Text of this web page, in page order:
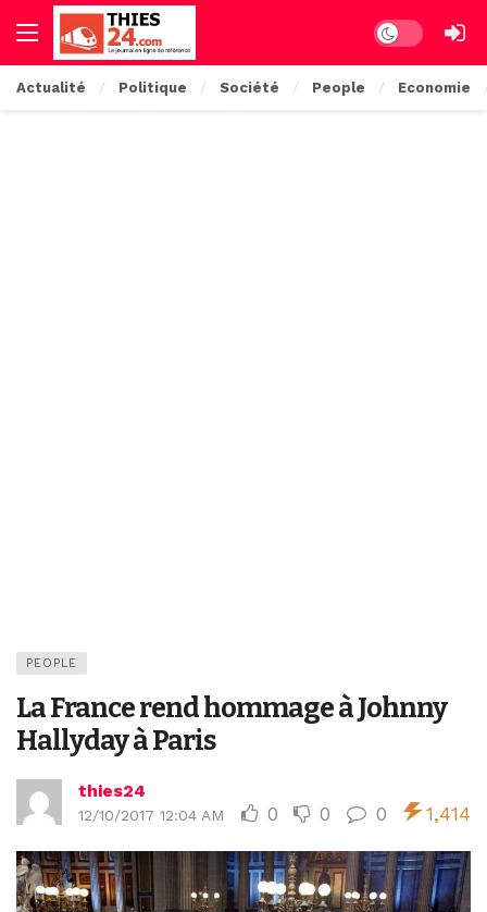
Dark mode
Actualité Politique Société People Economie
PEOPLE
La France rend hommage à Johnny
Hallyday à Paris
thies24
12/10/2017 12:04 AM 0 0 0 1,414